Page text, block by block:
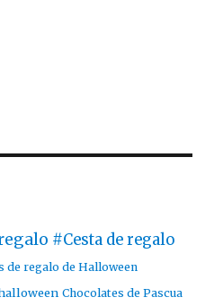
#Cesta de regalo
de regalo de Halloween
Chocolates de Pascua